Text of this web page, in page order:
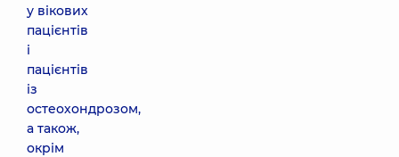
у вікових
пацієнтів
і
пацієнтів
із
остеохондрозом,
а також,
окрім